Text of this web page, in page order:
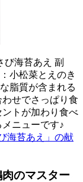
び海苔あえ 副
小松菜とえのき
脂質が含まれる
せでさっぱり食
トが加わり食べ
ニューです♪
海苔あえ」の献
肉のマスター